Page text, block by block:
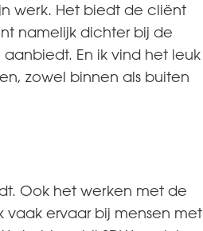
werk. Het biedt de cliënt
namelijk dichter bij de
En ik vind het leuk
zowel binnen als buiten
Ook het werken met de
vaak ervaar bij mensen met